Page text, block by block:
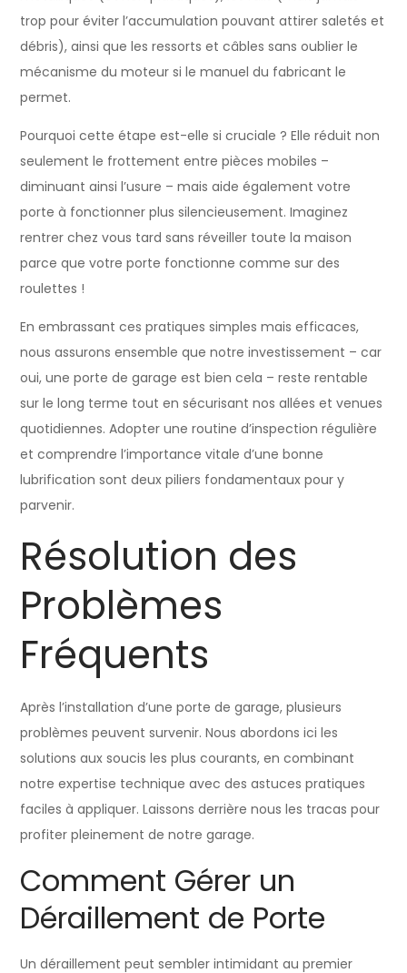
trop pour éviter l’accumulation pouvant attirer saletés et
débris), ainsi que les ressorts et câbles sans oublier le
mécanisme du moteur si le manuel du fabricant le
permet.
Pourquoi cette étape est-elle si cruciale ? Elle réduit non
seulement le frottement entre pièces mobiles –
diminuant ainsi l’usure – mais aide également votre
porte à fonctionner plus silencieusement. Imaginez
rentrer chez vous tard sans réveiller toute la maison
parce que votre porte fonctionne comme sur des
roulettes !
En embrassant ces pratiques simples mais efficaces,
nous assurons ensemble que notre investissement – car
oui, une porte de garage est bien cela – reste rentable
sur le long terme tout en sécurisant nos allées et venues
quotidiennes. Adopter une routine d’inspection régulière
et comprendre l’importance vitale d’une bonne
lubrification sont deux piliers fondamentaux pour y
parvenir.
Résolution des
Problèmes
Fréquents
Après l’installation d’une porte de garage, plusieurs
problèmes peuvent survenir. Nous abordons ici les
solutions aux soucis les plus courants, en combinant
notre expertise technique avec des astuces pratiques
faciles à appliquer. Laissons derrière nous les tracas pour
profiter pleinement de notre garage.
Comment Gérer un
Déraillement de Porte
Un déraillement peut sembler intimidant au premier